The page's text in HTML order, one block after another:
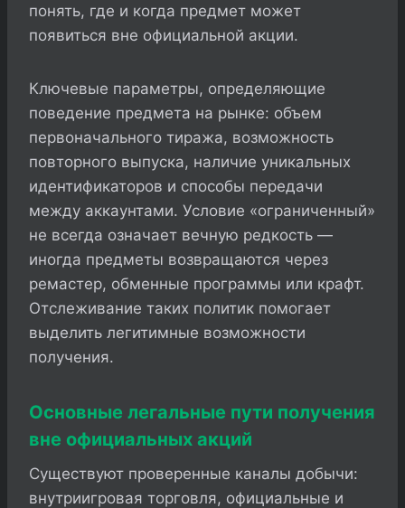
понять, где и когда предмет может
появиться вне официальной акции.
Ключевые параметры, определяющие
поведение предмета на рынке: объем
первоначального тиража, возможность
повторного выпуска, наличие уникальных
идентификаторов и способы передачи
между аккаунтами. Условие «ограниченный»
не всегда означает вечную редкость —
иногда предметы возвращаются через
ремастер, обменные программы или крафт.
Отслеживание таких политик помогает
выделить легитимные возможности
получения.
Основные легальные пути получения
вне официальных акций
Существуют проверенные каналы добычи:
внутриигровая торговля, официальные и